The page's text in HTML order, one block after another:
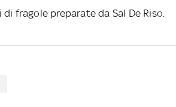
fragole preparate da Sal De Riso.